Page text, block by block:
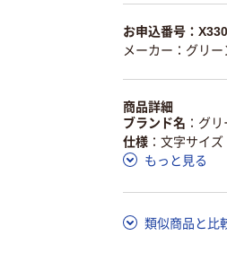
お申込番号：
メーカー：グリー
商品詳細
ブランド名
グリ
仕様
文字サイズ
もっと見る
類似商品と比